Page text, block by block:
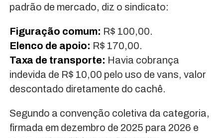
padrão de mercado, diz o sindicato:
Figuração comum: R$ 100,00.
Elenco de apoio: R$ 170,00.
Taxa de transporte: Havia cobrança
indevida de R$ 10,00 pelo uso de vans, valor
descontado diretamente do cachê.
Segundo a convenção coletiva da categoria,
firmada em dezembro de 2025 para 2026 e